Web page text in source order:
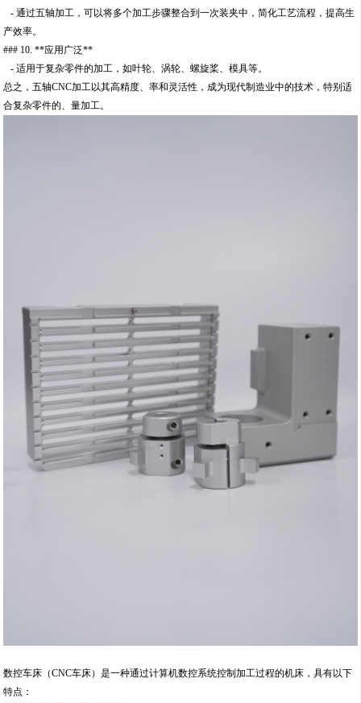
- 通过五轴加工，可以将多个加工步骤整合到一次装夹中，简化工艺流程，提高生
产效率。
### 10. **应用广泛**
- 适用于复杂零件的加工，如叶轮、涡轮、螺旋桨、模具等。
总之，五轴CNC加工以其高精度、率和灵活性，成为现代制造业中的技术，特别适
合复杂零件的、量加工。
数控车床（CNC车床）是一种通过计算机数控系统控制加工过程的机床，具有以下
特点：